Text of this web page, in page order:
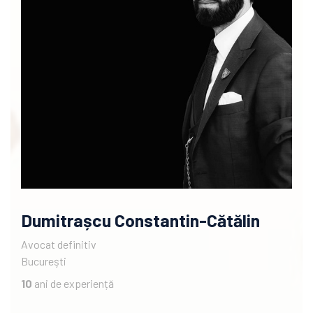
Dumitrașcu Constantin-Cătălin
Avocat definitiv
Bucureşti
10 ani de experiență